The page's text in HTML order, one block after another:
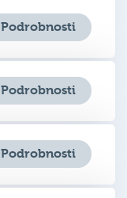
Podrobnosti
Podrobnosti
Podrobnosti